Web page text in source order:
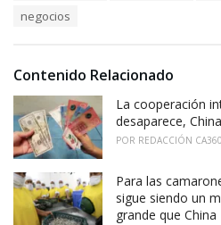
s
:
negocios
Contenido Relacionado
La cooperación
desaparece,
POR REDACCIÓN CA360
Para las
sigue siendo un
grande que China